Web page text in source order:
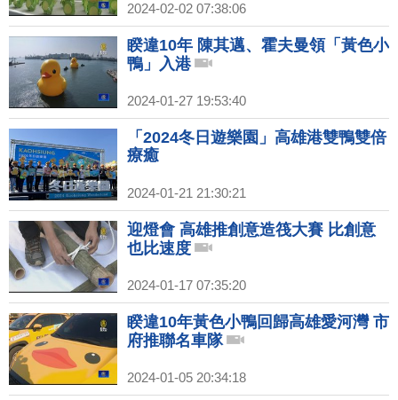
2024-02-02 07:38:06
睽違10年 陳其邁、霍夫曼領「黃色小
鴨」入港
2024-01-27 19:53:40
「2024冬日遊樂園」高雄港雙鴨雙倍
療癒
2024-01-21 21:30:21
迎燈會 高雄推創意造筏大賽 比創意
也比速度
2024-01-17 07:35:20
睽違10年黃色小鴨回歸高雄愛河灣 市
府推聯名車隊
2024-01-05 20:34:18